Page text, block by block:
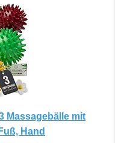
Massagebälle mit
Hand